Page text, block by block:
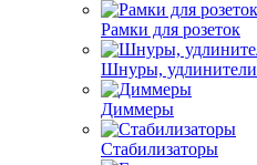
Рамки для розеток
Шнуры, удлинители
Диммеры
Стабилизаторы